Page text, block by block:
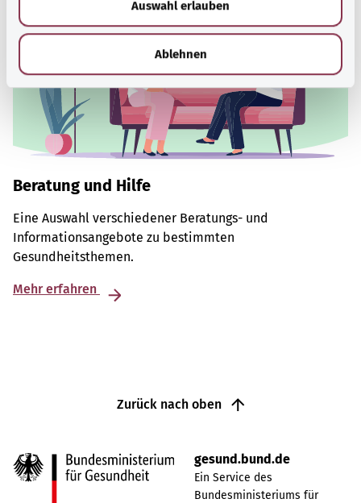
Auswahl erlauben
Ablehnen
Beratung und Hilfe
Eine Auswahl verschiedener Beratungs- und
Informationsangebote zu bestimmten
Gesundheitsthemen.
Mehr erfahren
Zurück nach oben
gesund.bund.de
Ein Service des
Bundesministeriums für